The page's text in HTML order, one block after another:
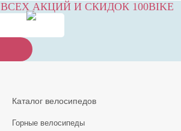
АКЦИЙ И СКИДОК 100BIKE
Каталог велосипедов
Горные велосипеды